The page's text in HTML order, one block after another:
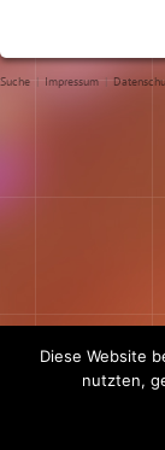
Suche | Impressum |
Diese Website
nutzten,